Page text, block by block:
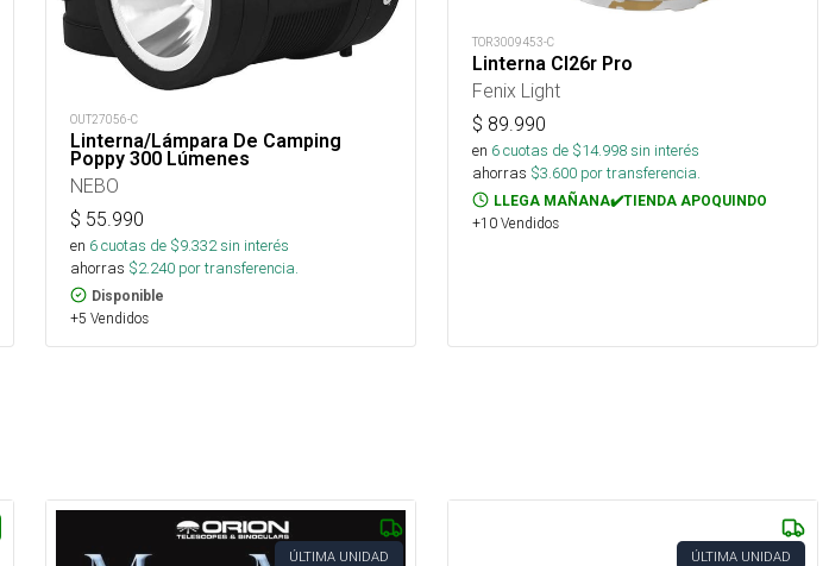
OUT27056-C
Linterna/Lámpara De Camping
Poppy 300 Lúmenes
NEBO
$ 55.990
en 6cuotas de $9.332sin interés
ahorras $2.240 por transferencia.
Disponible
+5 Vendidos
TOR3009453-C
Linterna Cl26r Pro
Fenix Light
$ 89.990
en 6cuotas de $14.998sin interés
ahorras $3.600 por transferencia.
LLEGA MAÑANA✔️TIENDA APOQUINDO
+10 Vendidos
ÚLTIMA UNIDAD ÚLTIMA UNIDAD